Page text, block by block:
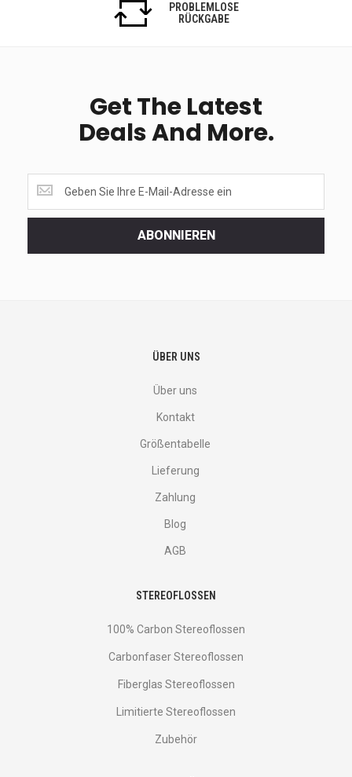
PROBLEMLOSE
RÜCKGABE
Get The Latest
Deals And More.
the
latest
ABONNIEREN
ÜBER UNS
Über uns
Kontakt
Größentabelle
Lieferung
Zahlung
Blog
AGB
STEREOFLOSSEN
100% Carbon Stereoflossen
Carbonfaser Stereoflossen
Fiberglas Stereoflossen
Limitierte Stereoflossen
Zubehör